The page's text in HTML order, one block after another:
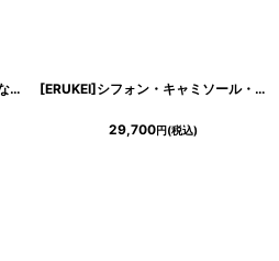
[SALE品のため返品不可＆再入荷なしの現品限り][韓国製][rinfarre]ベア・チュールレース・レイヤード・タック・ブラック・ピンク・ノースリーブ・ロングドレス・タイト・ワンピース[山崎みどり着用][送料無料]mypk [ERUKEI]シフォン・キャミソール・オフショルダー・花柄・プリント・ロングドレス・ワンピース[山崎みどり着用]《送料＆代引き手数料無料》 myyl
29,700円(税込)